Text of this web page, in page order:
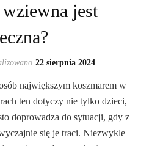
jest
22 sierpnia 2024
największym koszmarem w
ten dotyczy nie tylko dzieci,
doprowadza do sytuacji, gdy z
się je traci. Niezwykle